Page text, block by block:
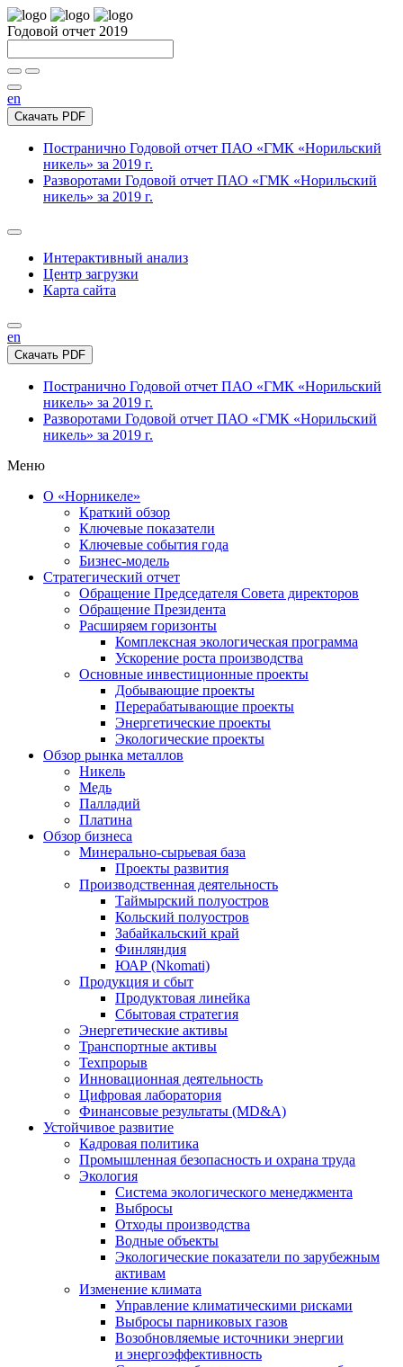
Годовой отчет 2019
en
Скачать PDF
Постранично Годовой отчет ПАО «ГМК «Норильский
никель» за 2019 г.
Разворотами Годовой отчет ПАО «ГМК «Норильский
никель» за 2019 г.
Интерактивный анализ
Центр загрузки
Карта сайта
en
Скачать PDF
Постранично Годовой отчет ПАО «ГМК «Норильский
никель» за 2019 г.
Разворотами Годовой отчет ПАО «ГМК «Норильский
никель» за 2019 г.
Меню
О «Норникеле»
Краткий обзор
Ключевые показатели
Ключевые события года
Бизнес-модель
Стратегический отчет
Обращение Председателя Совета директоров
Обращение Президента
Расширяем горизонты
Комплексная экологическая программа
Ускорение роста производства
Основные инвестиционные проекты
Добывающие проекты
Перерабатывающие проекты
Энергетические проекты
Экологические проекты
Обзор рынка металлов
Никель
Медь
Палладий
Платина
Обзор бизнеса
Минерально-сырьевая база
Проекты развития
Производственная деятельность
Таймырский полуостров
Кольский полуостров
Забайкальский край
Финляндия
ЮАР (Nkomati)
Продукция и сбыт
Продуктовая линейка
Сбытовая стратегия
Энергетические активы
Транспортные активы
Техпрорыв
Инновационная деятельность
Цифровая лаборатория
Финансовые результаты (MD&A)
Устойчивое развитие
Кадровая политика
Промышленная безопасность и охрана труда
Экология
Система экологического менеджмента
Выбросы
Отходы производства
Водные объекты
Экологические показатели по зарубежным
активам
Изменение климата
Управление климатическими рисками
Выбросы парниковых газов
Возобновляемые источники энергии
и энергоэффективность